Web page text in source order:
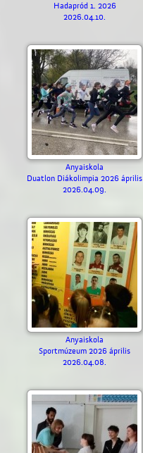
Hadapród 1. 2026
2026.04.10.
Anyaiskola
Duatlon Diákolimpia 2026 április
2026.04.09.
Anyaiskola
Sportmúzeum 2026 április
2026.04.08.